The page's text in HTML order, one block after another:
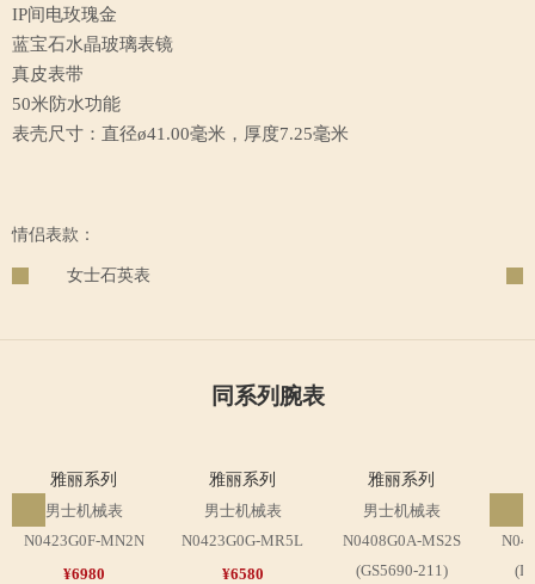
IP间电玫瑰金
蓝宝石水晶玻璃表镜
真皮表带
50米防水功能
表壳尺寸：直径ø41.00毫米，厚度7.25毫米
情侣表款：
女士石英表
同系列腕表
雅丽系列
男士机械表
N0423G0F-MN2N
¥6980
雅丽系列
男士机械表
N0423G0G-MR5L
¥6580
雅丽系列
男士机械表
N0408G0A-MS2S
(GS5690-211)